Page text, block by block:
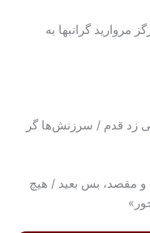
مروارید گرانبها به
زد قدم / سرزنش‌ها گر
مقصد، بس بعید / هیچ